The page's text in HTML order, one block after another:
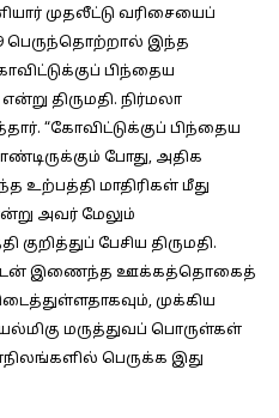
முதலீட்டு வரிசையைப்
பெருந்தொற்றால் இந்த
பிந்தைய
திருமதி. நிர்மலா
“கோவிட்டுக்குப் பிந்தைய
போது, அதிக
உற்பத்தி மாதிரிகள் மீது
அவர் மேலும்
பேசிய திருமதி.
இணைந்த ஊக்கத்தொகைத்
முக்கிய
மருத்துவப் பொருள்கள்
பெருக்க இது